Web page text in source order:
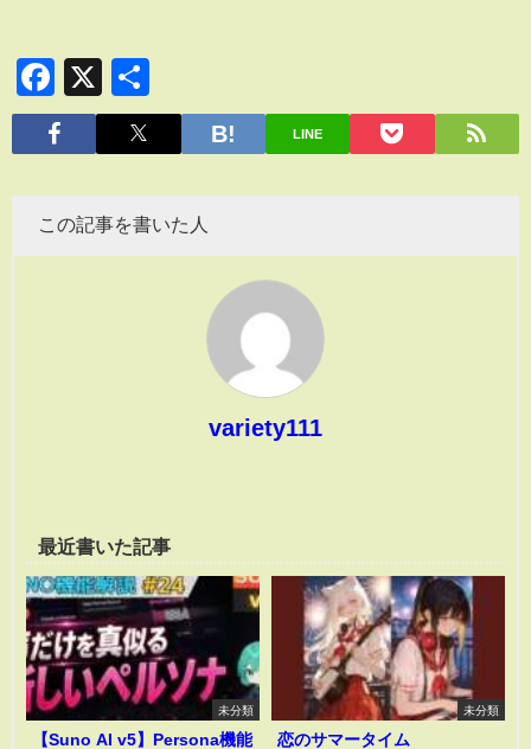
Facebook
X
有
LINE
この記事を書いた人
variety111
最近書いた記事
未分類
【Suno AI v5】Persona機能
未分類
恋のサマータイム